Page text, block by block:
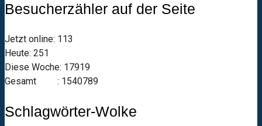
Besucherzähler auf der Seite
Jetzt online: 113
Heute: 251
Diese Woche: 17919
Gesamt : 1540789
Schlagwörter-Wolke